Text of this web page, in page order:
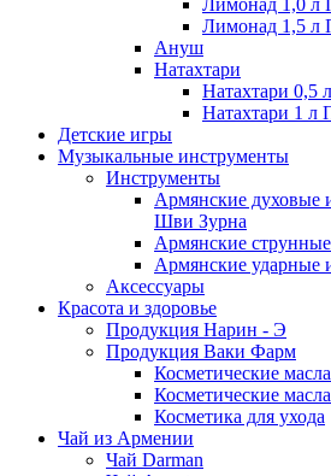
Лимонад 1,0 л
Лимонад 1,5 л
Ануш
Натахтари
Натахтари 0,5 л
Натахтари 1 л
Детские игры
Музыкальные инструменты
Инструменты
Армянские духовые
Шви Зурна
Армянские
Армянские ударные
Аксессуары
Красота и здоровье
Продукция Нарин - Э
Продукция Ваки Фарм
Косметические
Косметические
Косметика для ухода
Чай из Армении
Чай Darman